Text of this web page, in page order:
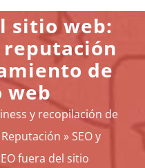
sitio web:
de
web
y recopilación de
Reputación » SEO y
fuera del sitio